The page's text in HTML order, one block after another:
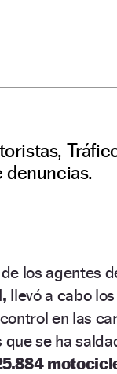
los agentes
llevó a cabo
en las
se ha